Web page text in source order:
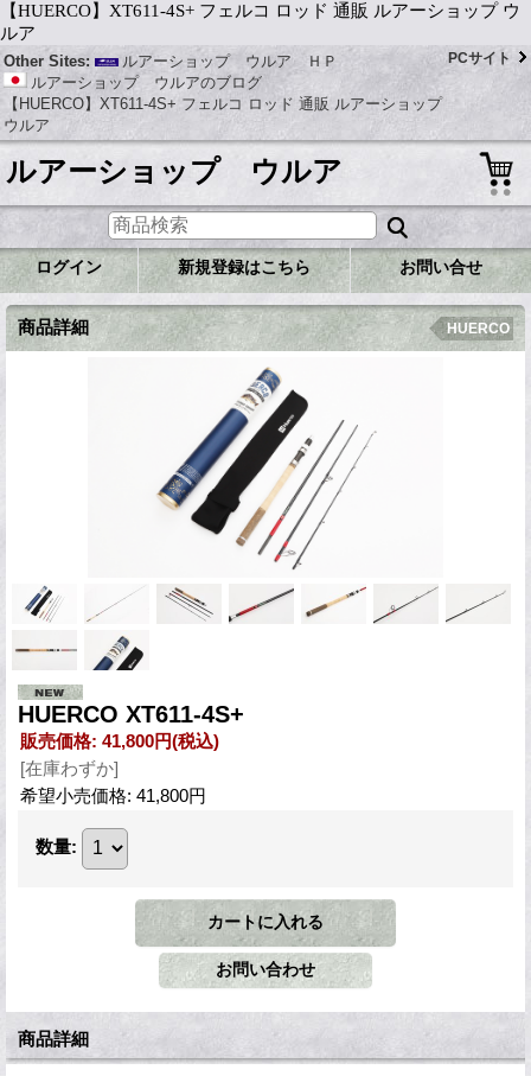
【HUERCO】XT611-4S+ フェルコ ロッド 通販 ルアーショップ ウ
ルア
Other Sites:
ルアーショップ ウルア ＨＰ
ルアーショップ ウルアのブログ
【HUERCO】XT611-4S+ フェルコ ロッド 通販 ルアーショップ
ウルア
PCサイト
ルアーショップ ウルア
ログイン 新規登録はこちら お問い合せ
商品詳細 HUERCO
HUERCO XT611-4S+
販売価格: 41,800円(税込)
[在庫わずか]
希望小売価格: 41,800円
数量:
商品詳細